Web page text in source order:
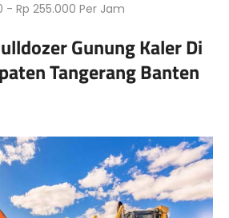
- Rp 255.000 Per Jam
Gunung Kaler Di
Tangerang Banten